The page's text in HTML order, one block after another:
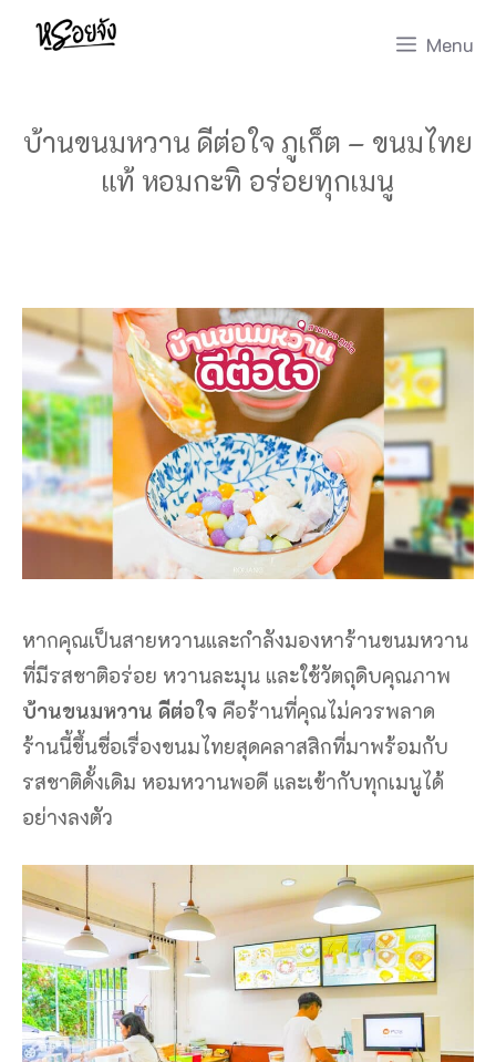
Skip
Menu
บ้านขนมหวาน ดีต่อใจ ภูเก็ต – ขนมไทย
แท้ หอมกะทิ อร่อยทุกเมนู
หากคุณเป็นสายหวานและกำลังมองหาร้านขนมหวาน
ที่มีรสชาติอร่อย หวานละมุน และใช้วัตถุดิบคุณภาพ
บ้านขนมหวาน ดีต่อใจ คือร้านที่คุณไม่ควรพลาด
ร้านนี้ขึ้นชื่อเรื่องขนมไทยสุดคลาสสิกที่มาพร้อมกับ
รสชาติดั้งเดิม หอมหวานพอดี และเข้ากับทุกเมนูได้
อย่างลงตัว